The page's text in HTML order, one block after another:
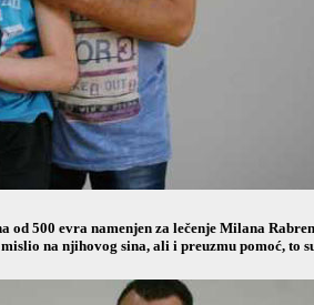
od 500 evra namenjen za lečenje Milana
na njihovog sina, ali i preuzmu pomoć, to